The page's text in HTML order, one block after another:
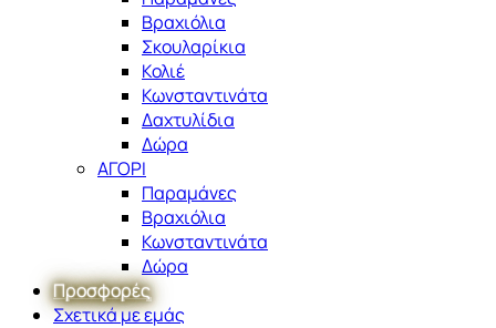
Βραχιόλια
Σκουλαρίκια
Κολιέ
Κωνσταντινάτα
Δαχτυλίδια
Δώρα
ΑΓΟΡΙ
Παραμάνες
Βραχιόλια
Κωνσταντινάτα
Δώρα
Προσφορές
Σχετικά με εμάς